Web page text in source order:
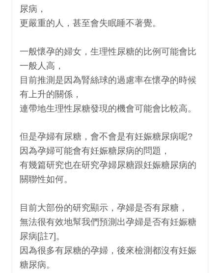
尿病，
更嚴重的人，甚至會失眠睡不著覺。
一般懷孕的婦女，生理性尿糖的比例可能會比
一般人高，
目前推測是因為腎絲球的過慮率在懷孕的時候
有上升的關係，
連帶地生理性尿糖發現的機會可能會比較高。
但是孕婦有尿糖，會不會是有妊娠糖尿病呢?
因為孕婦可能會有妊娠糖尿病的問題，
有幾篇研究也在研究孕婦尿糖跟妊娠糖尿病的
關聯性如何。
目前大部份的研究顯示， 孕婦是否有尿糖，
無法很有效地幫我們預測出孕婦是否有妊娠糖
尿病[註7]。
因為很多有尿糖的孕婦，後來檢測都沒有妊娠
糖尿病。